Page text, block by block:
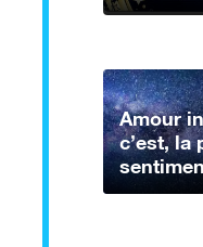
Amour
c’est, la